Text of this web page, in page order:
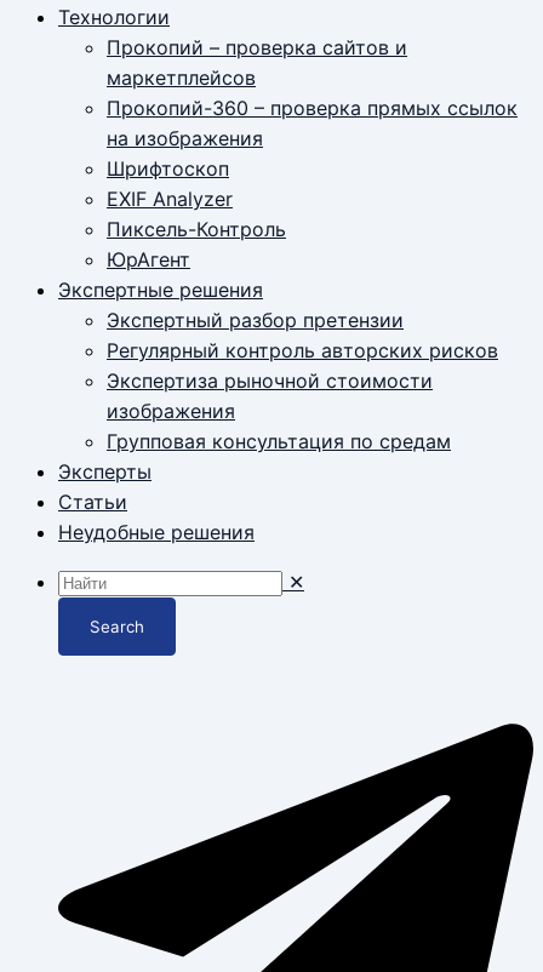
Технологии
Прокопий – проверка сайтов и
маркетплейсов
Прокопий-360 – проверка прямых ссылок
на изображения
Шрифтоскоп
EXIF Analyzer
Пиксель-Контроль
ЮрАгент
Экспертные решения
Экспертный разбор претензии
Регулярный контроль авторских рисков
Экспертиза рыночной стоимости
изображения
Групповая консультация по средам
Эксперты
Статьи
Неудобные решения
✕